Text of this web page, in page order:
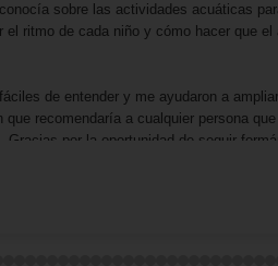
sobre las actividades acuáticas
el ritmo de cada niño y cómo hacer que
de entender y me ayudaron a
que recomendaría a cualquier persona
Gracias por la oportunidad de seguir